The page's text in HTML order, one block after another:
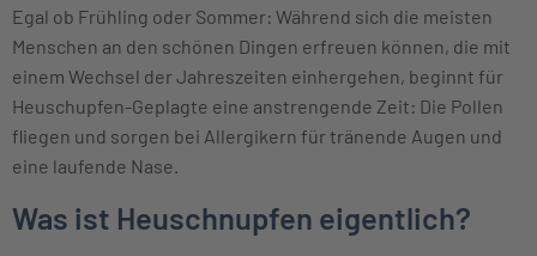
Egal ob Frühling oder Sommer: Während sich die meisten
Menschen an den schönen Dingen erfreuen können, die mit
einem Wechsel der Jahreszeiten einhergehen, beginnt für
Heuschupfen-Geplagte eine anstrengende Zeit: Die Pollen
fliegen und sorgen bei Allergikern für tränende Augen und
eine laufende Nase.
Was ist Heuschnupfen eigentlich?